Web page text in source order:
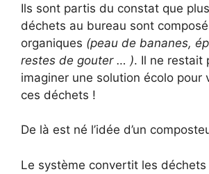
Ils sont partis du constat que
déchets au bureau sont
organiques (peau de bananes,
restes de gouter … ). Il ne restait
imaginer une solution écolo pour
ces déchets !
De là est né l’idée d’un
Le système convertit les déchets